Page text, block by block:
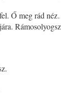
fel. Ő meg rád